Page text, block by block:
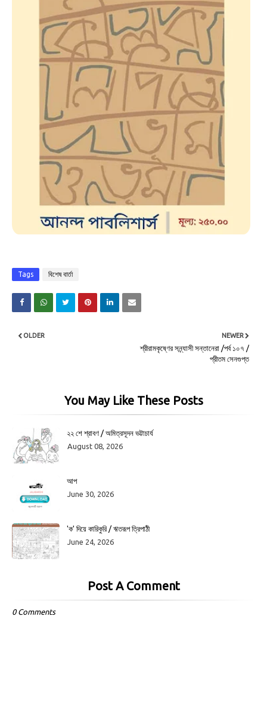
Tags বিশেষ বার্তা
NEWER
শ্রীরামকৃষ্ণের সন্ন্যাসী সন্তানেরা /পর্ব ১০৭ /
প্রীতম সেনগুপ্ত
OLDER
You May Like These Posts
২২ শে শ্রাবণ / অমিত্রসূদন ভট্টাচার্য
August 08, 2026
আপ
June 30, 2026
'ক' দিয়ে কারিকুরি / ঋতরূপ ত্রিপাঠী
June 24, 2026
Post A Comment
0 Comments